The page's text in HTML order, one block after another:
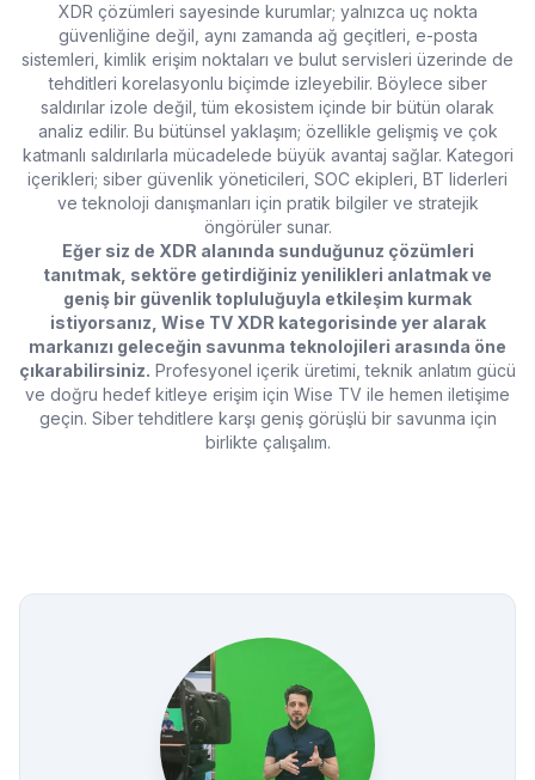
XDR çözümleri sayesinde kurumlar; yalnızca uç nokta
güvenliğine değil, aynı zamanda ağ geçitleri, e-posta
sistemleri, kimlik erişim noktaları ve bulut servisleri üzerinde de
tehditleri korelasyonlu biçimde izleyebilir. Böylece siber
saldırılar izole değil, tüm ekosistem içinde bir bütün olarak
analiz edilir. Bu bütünsel yaklaşım; özellikle gelişmiş ve çok
katmanlı saldırılarla mücadelede büyük avantaj sağlar. Kategori
içerikleri; siber güvenlik yöneticileri, SOC ekipleri, BT liderleri
ve teknoloji danışmanları için pratik bilgiler ve stratejik
öngörüler sunar.
Eğer siz de XDR alanında sunduğunuz çözümleri
tanıtmak, sektöre getirdiğiniz yenilikleri anlatmak ve
geniş bir güvenlik topluluğuyla etkileşim kurmak
istiyorsanız, Wise TV XDR kategorisinde yer alarak
markanızı geleceğin savunma teknolojileri arasında öne
çıkarabilirsiniz. Profesyonel içerik üretimi, teknik anlatım gücü
ve doğru hedef kitleye erişim için Wise TV ile hemen iletişime
geçin. Siber tehditlere karşı geniş görüşlü bir savunma için
birlikte çalışalım.